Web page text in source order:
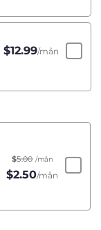
$12.99/mån
$5.00 /mån
$2.50/mån